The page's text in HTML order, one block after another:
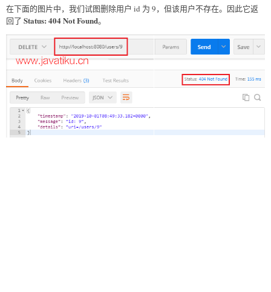
//method that posts a new user detail and returns the
status of the user resource
public ResponseEntity<Object> createUser(@RequestBody User
user)
{
URI
location=ServletUriComponentsBuilder.fromCurrentRequest().
path("/{id}").buildAndExpand(sevedUser.getId()).toUri();
return ResponseEntity.created(location).build();
}
在下面的图片中，我们试图删除用户 id 为 9，但该用户不存在。因此它返
回了 Status: 404 Not Found。